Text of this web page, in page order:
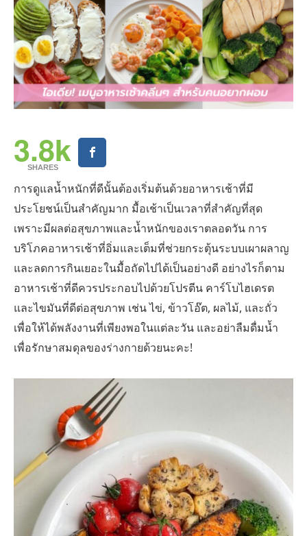
3.8k
SHARES
การดูแลน้ำหนักที่ดีนั้นต้องเริ่มต้นด้วยอาหารเช้าที่มี
ประโยชน์เป็นสำคัญมาก มื้อเช้าเป็นเวลาที่สำคัญที่สุด
เพราะมีผลต่อสุขภาพและน้ำหนักของเราตลอดวัน การ
บริโภคอาหารเช้าที่อิ่มและเต็มที่ช่วยกระตุ้นระบบเผาผลาญ
และลดการกินเยอะในมื้อถัดไปได้เป็นอย่างดี อย่างไรก็ตาม
อาหารเช้าที่ดีควรประกอบไปด้วยโปรตีน คาร์โบไฮเดรต
และไขมันที่ดีต่อสุขภาพ เช่น ไข่, ข้าวโอ๊ต, ผลไม้, และถั่ว
เพื่อให้ได้พลังงานที่เพียงพอในแต่ละวัน และอย่าลืมดื่มน้ำ
เพื่อรักษาสมดุลของร่างกายด้วยนะคะ!